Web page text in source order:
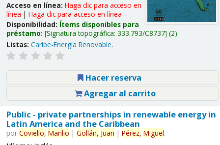
Acceso en línea: Haga clic para acceso en
línea | Haga clic para acceso en línea
Disponibilidad: Ítems disponibles para
préstamo: Signatura topográfica: 333.793/C8737 (2).
Listas: Caribe-Energía Renovable.
Hacer reserva
Agregar al carrito
Public - private partnerships in renewable energy in
Latin America and the Caribbean
por Coviello, Manlio | Gollán, Juan | Pérez, Miguel.